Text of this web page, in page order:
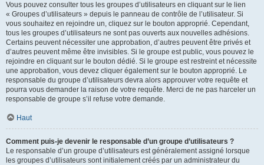
Vous pouvez consulter tous les groupes d’utilisateurs en cliquant sur le lien
« Groupes d’utilisateurs » depuis le panneau de contrôle de l’utilisateur. Si
vous souhaitez en rejoindre un, cliquez sur le bouton approprié. Cependant,
tous les groupes d’utilisateurs ne sont pas ouverts aux nouvelles adhésions.
Certains peuvent nécessiter une approbation, d’autres peuvent être privés et
d’autres peuvent même être invisibles. Si le groupe est public, vous pouvez le
rejoindre en cliquant sur le bouton dédié. Si le groupe est restreint et nécessite
une approbation, vous devez cliquer également sur le bouton approprié. Le
responsable du groupe d’utilisateurs devra alors approuver votre requête et
pourra vous demander la raison de votre requête. Merci de ne pas harceler un
responsable de groupe s’il refuse votre demande.
Haut
Comment puis-je devenir le responsable d’un groupe d’utilisateurs ?
Le responsable d’un groupe d’utilisateurs est généralement assigné lorsque
les groupes d’utilisateurs sont initialement créés par un administrateur du